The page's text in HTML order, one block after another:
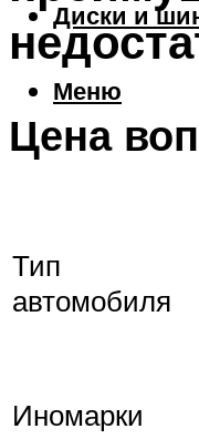
Диски и
Меню
Цена
Тип
автомобиля
Иномарки